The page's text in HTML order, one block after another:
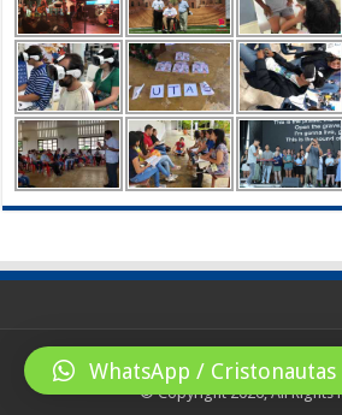
© Copyright 2026, All Rights
WhatsApp / Cristonautas